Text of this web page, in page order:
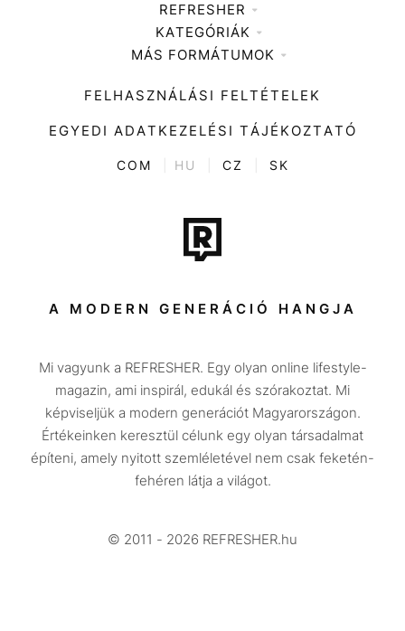
REFRESHER
Médiaajánlat
KATEGÓRIÁK
Zene
Divat
Kultúra
ENTR
Tech-Tudomány
Sport
Társadalom
Utazás
Életmód
Design
Beszélgetések
Videó
MÁS FORMÁTUMOK
FELHASZNÁLÁSI FELTÉTELEK
EGYEDI ADATKEZELÉSI TÁJÉKOZTATÓ
COM HU CZ SK
A MODERN GENERÁCIÓ HANGJA
Mi vagyunk a REFRESHER. Egy olyan online lifestyle-
magazin, ami inspirál, edukál és szórakoztat. Mi
képviseljük a modern generációt Magyarországon.
Értékeinken keresztül célunk egy olyan társadalmat
építeni, amely nyitott szemléletével nem csak feketén-
fehéren látja a világot.
© 2011 - 2026 REFRESHER.hu